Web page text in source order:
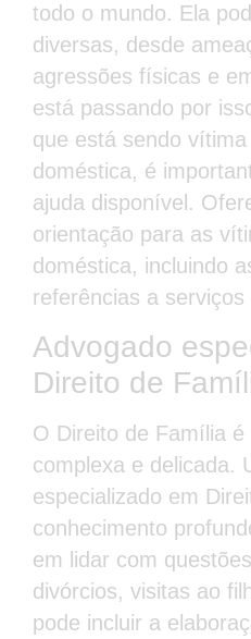
todo o mundo. Ela
diversas, desde
agressões físicas e
está passando por
que está sendo
doméstica, é
ajuda disponível.
orientação para as
doméstica, incluindo
referências a serviços
Advogado
Direito de
O Direito de Família
complexa e delicada.
especializado em
conhecimento
em lidar com
divórcios, visitas ao
pode incluir a